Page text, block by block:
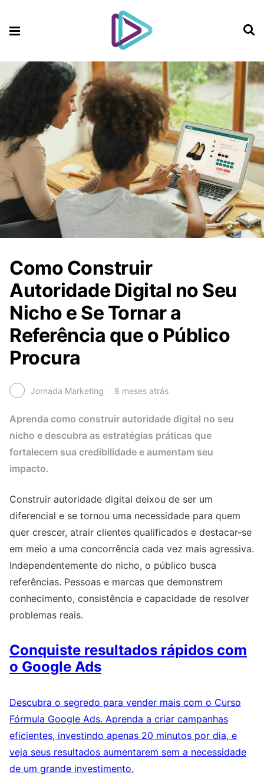
Como Construir
Autoridade Digital no Seu
Nicho e Se Tornar a
Referência que o Público
Procura
Jornada Marketing 8 meses atrás
Aprenda como construir autoridade digital no seu
nicho e descubra as estratégias práticas que
fortalecem sua credibilidade e aumentam seu
impacto.
Construir autoridade digital deixou de ser um
diferencial e se tornou uma necessidade para quem
quer crescer, atrair clientes qualificados e destacar-se
em meio a uma concorrência cada vez mais agressiva.
Independentemente do nicho, o público busca
referências. Pessoas e marcas que demonstrem
conhecimento, consistência e capacidade de resolver
problemas reais.
Conquiste resultados rápidos com
o Google Ads
Descubra o segredo para vender mais com o Curso
Fórmula Google Ads. Aprenda a criar campanhas
eficientes, investindo apenas 20 minutos por dia, e
veja seus resultados aumentarem sem a necessidade
de um grande investimento.